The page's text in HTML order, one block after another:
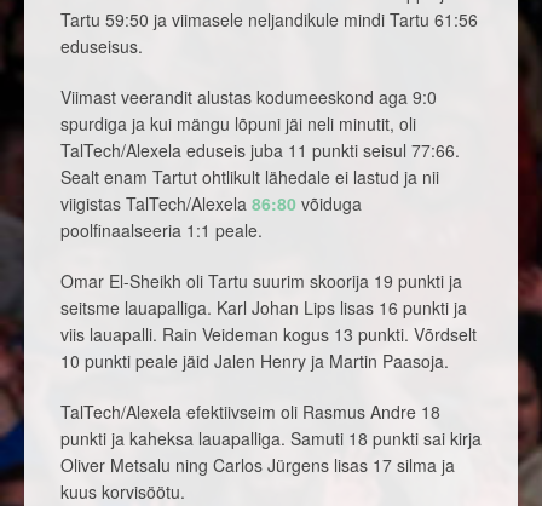
Tartu 59:50 ja viimasele neljandikule mindi Tartu 61:56
eduseisus.
Viimast veerandit alustas kodumeeskond aga 9:0
spurdiga ja kui mängu lõpuni jäi neli minutit, oli
TalTech/Alexela eduseis juba 11 punkti seisul 77:66.
Sealt enam Tartut ohtlikult lähedale ei lastud ja nii
viigistas TalTech/Alexela 86:80 võiduga
poolfinaalseeria 1:1 peale.
Omar El-Sheikh oli Tartu suurim skoorija 19 punkti ja
seitsme lauapalliga. Karl Johan Lips lisas 16 punkti ja
viis lauapalli. Rain Veideman kogus 13 punkti. Võrdselt
10 punkti peale jäid Jalen Henry ja Martin Paasoja.
TalTech/Alexela efektiivseim oli Rasmus Andre 18
punkti ja kaheksa lauapalliga. Samuti 18 punkti sai kirja
Oliver Metsalu ning Carlos Jürgens lisas 17 silma ja
kuus korvisöötu.